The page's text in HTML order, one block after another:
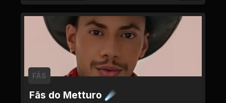
Fãs do Metturo ☄
FÃS